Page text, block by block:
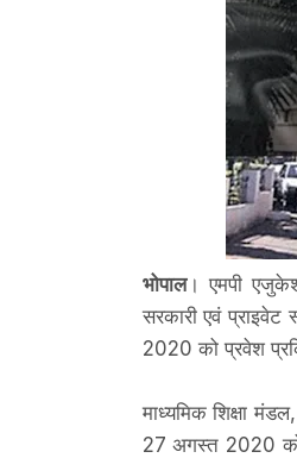
भोपाल। एमपी
सरकारी एवं
2020 को प्रवेश
माध्यमिक शिक्षा
27 अगस्त 2020 को